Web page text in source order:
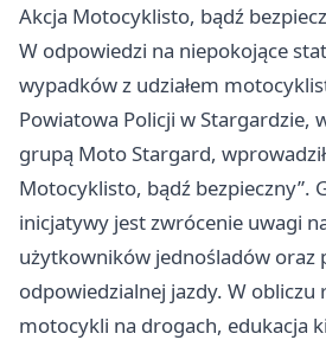
Akcja Motocyklisto, bądź
W odpowiedzi na niepokojące
wypadków z udziałem
Powiatowa Policji w Stargardzie,
grupą Moto Stargard,
Motocyklisto, bądź bezpieczny”.
inicjatywy jest zwrócenie uwagi
użytkowników jednośladów oraz
odpowiedzialnej jazdy. W obliczu
motocykli na drogach, edukacja